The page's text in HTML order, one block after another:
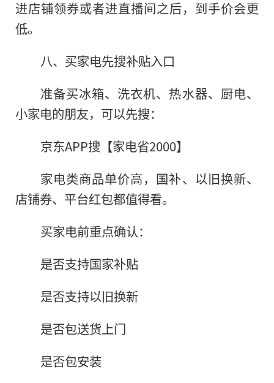
进店铺领券或者进直播间之后，到手价会更
低。
八、买家电先搜补贴入口
准备买冰箱、洗衣机、热水器、厨电、
小家电的朋友，可以先搜：
京东APP搜【家电省2000】
家电类商品单价高，国补、以旧换新、
店铺券、平台红包都值得看。
买家电前重点确认：
是否支持国家补贴
是否支持以旧换新
是否包送货上门
是否包安装